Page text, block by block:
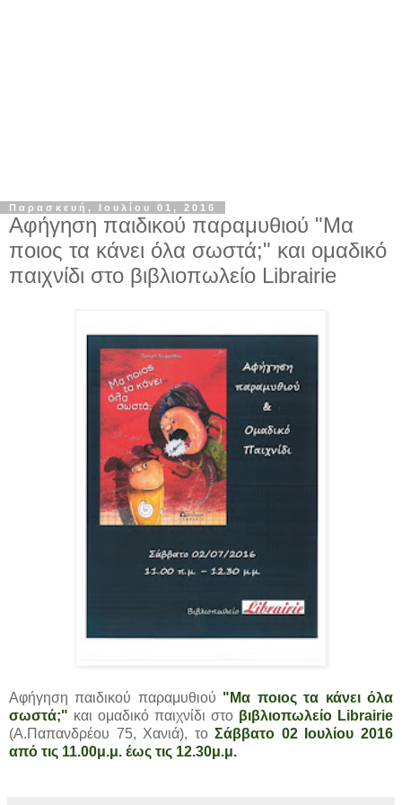
Παρασκευή, Ιουλίου 01, 2016
Αφήγηση παιδικού παραμυθιού "Μα
ποιος τα κάνει όλα σωστά;" και ομαδικό
παιχνίδι στο βιβλιοπωλείο Librairie
Αφήγηση παιδικού παραμυθιού "Μα ποιος τα κάνει όλα
σωστά;" και ομαδικό παιχνίδι στο βιβλιοπωλείο Librairie
(Α.Παπανδρέου 75, Χανιά), τοΣάββατο 02 Ιουλίου 2016
από τις 11.00μ.μ. έως τις 12.30μ.μ.